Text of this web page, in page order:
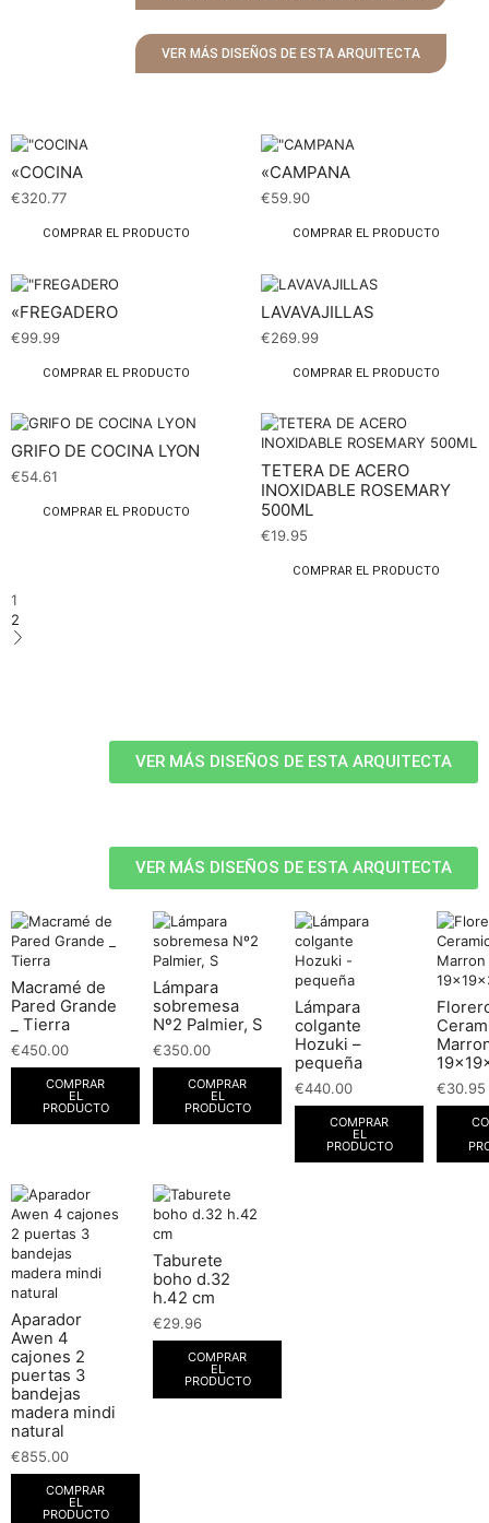
VER MÁS DISEÑOS DE ESTA ARQUITECTA
«COCINA
€320.77
COMPRAR EL PRODUCTO
«CAMPANA
€59.90
COMPRAR EL PRODUCTO
«FREGADERO
€99.99
COMPRAR EL PRODUCTO
LAVAVAJILLAS
€269.99
COMPRAR EL PRODUCTO
GRIFO DE COCINA LYON
€54.61
COMPRAR EL PRODUCTO
TETERA DE ACERO
INOXIDABLE ROSEMARY
500ML
€19.95
COMPRAR EL PRODUCTO
1
2
VER MÁS DISEÑOS DE ESTA ARQUITECTA
VER MÁS DISEÑOS DE ESTA ARQUITECTA
Macramé de
Pared Grande
_ Tierra
€450.00
COMPRAR
EL
PRODUCTO
Lámpara
sobremesa
Nº2 Palmier, S
€350.00
COMPRAR
EL
PRODUCTO
Lámpara
colgante
Hozuki –
pequeña
€440.00
COMPRAR
EL
PRODUCTO
€30.95
Aparador
Awen 4
cajones 2
puertas 3
bandejas
madera mindi
natural
€855.00
COMPRAR
EL
PRODUCTO
Taburete
boho d.32
h.42 cm
€29.96
COMPRAR
EL
PRODUCTO